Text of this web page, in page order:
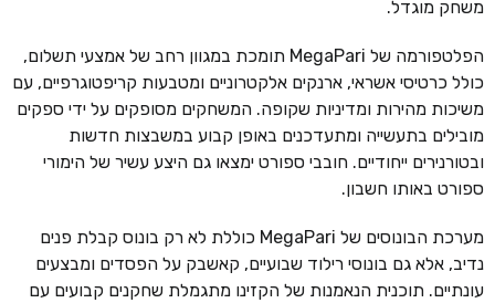
משחק מוגדל.
הפלטפורמה של MegaPari תומכת במגוון רחב של אמצעי תשלום,
כולל כרטיסי אשראי, ארנקים אלקטרוניים ומטבעות קריפטוגרפיים, עם
משיכות מהירות ומדיניות שקופה. המשחקים מסופקים על ידי ספקים
מובילים בתעשייה ומתעדכנים באופן קבוע במשבצות חדשות
ובטורנירים ייחודיים. חובבי ספורט ימצאו גם היצע עשיר של הימורי
ספורט באותו חשבון.
מערכת הבונוסים של MegaPari כוללת לא רק בונוס קבלת פנים
נדיב, אלא גם בונוסי רילוד שבועיים, קאשבק על הפסדים ומבצעים
עונתיים. תוכנית הנאמנות של הקזינו מתגמלת שחקנים קבועים עם